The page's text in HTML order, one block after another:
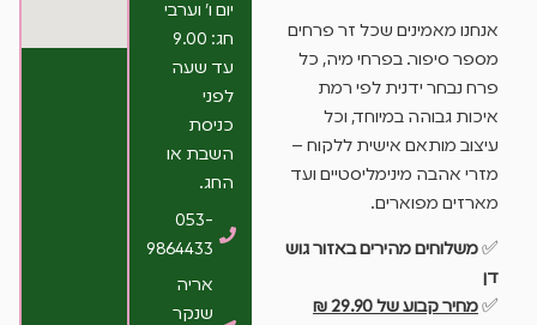
יום ו’ וערבי
חג: 9.00
עד שעה
לפני
כניסת
השבת או
החג.
053-
9864433
אריה
שנקר
אנחנו מאמינים שכל זר פרחים
מספר סיפור. בפרחי מיה, כל
פרח נבחר ידנית לפי רמת
איכות גבוהה במיוחד, וכל
עיצוב מותאם אישית ללקוח –
מזרי אהבה מינימליסטיים ועד
מארזים מפוארים.
✅משלוחים מהירים באזור גוש
דן
✅
מחיר קבוע של 29.90 ₪